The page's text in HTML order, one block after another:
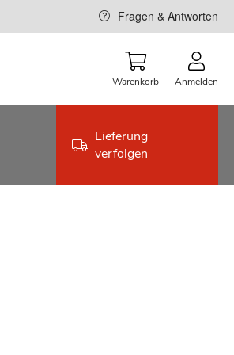
Fragen & Antworten
Warenkorb Anmelden
Lieferung
verfolgen